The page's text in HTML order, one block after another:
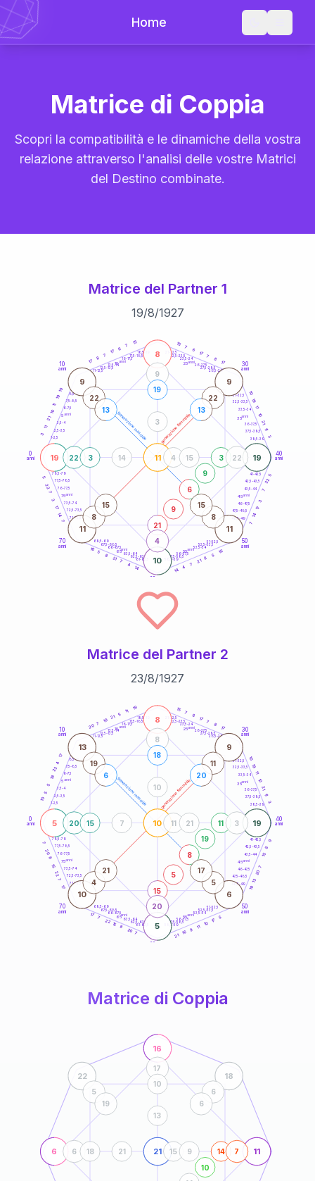
Home
Matrice di Coppia
Scopri la compatibilità e le dinamiche della vostra
relazione attraverso l'analisi delle vostre Matrici
del Destino combinate.
Matrice del Partner 1
19/8/1927
generazione maschile generazione femminile
0
anni
10
anni
30
anni
40
anni
50
anni
60
70
anni
1-2,5
2,5-3,5
3,5-4
6-7,5
7,5-8,5
8,5-9
11-12,5
12,5-13,5
13,5-14
16-17,5
17,5-18,5
18,5-19
21-22,5
22,5-23,5
23,5-24
26-27,5
27,5-28,5
28,5-29
31-32,5
32,5-33,5
33,5-34
36-37,5
37,5-38,5
38,5-39
41-42,5
42,5-43,5
43,5-44
46-47,5
47,5-48,5
48,5-49
51-52,5
52,5-53,5
53,5-54
56-57,5
57,5-58,5
58,5-59
61-62,5
62,5-63,5
63,5-64
66-67,5
67,5-68,5
68,5-69
71-72,5
72,5-73,5
73,5-74
76-77,5
77,5-78,5
78,5-79
3
11
21
10
11
19
10
17
8
7
17
6
7
15 15
7
6
17
7
8
17
10
19
11
10
21
11
3
5
22
7
3
17
14
7
16
5
8
21
7
4
14
14
4
7
21
8
5
16
7
14
17
3
7
22
5
19
8
19
10
11
9 9
11 11
21
9
6
9
3
22
9
22
4
3
19
4 15
14
3
22
13
22
13
8
15
8
15
5anni
15 anni 25anni
35anni
45anni
55anni
65anni
75anni
Matrice del Partner 2
23/8/1927
generazione maschile generazione femminile
0
anni
10
anni
30
anni
40
anni
50
anni
60
70
anni
1-2,5
2,5-3,5
3,5-4
6-7,5
7,5-8,5
8,5-9
11-12,5
12,5-13,5
13,5-14
16-17,5
17,5-18,5
18,5-19 21-22,5
22,5-23,5
23,5-24
26-27,5
27,5-28,5
28,5-29
31-32,5
32,5-33,5
33,5-34
36-37,5
37,5-38,5
38,5-39
41-42,5
42,5-43,5
43,5-44
46-47,5
47,5-48,5
48,5-49
51-52,5
52,5-53,5
53,5-54
56-57,5
57,5-58,5
58,5-59
61-62,5
62,5-63,5
63,5-64
66-67,5
67,5-68,5
68,5-69
71-72,5
72,5-73,5
73,5-74
76-77,5
77,5-78,5
78,5-79
10
5
5
18
22
4
17
20 7
10
21
5
11
19 15
7
6
17
7
8
17
10
19
11
10
21
11
3
9
8
15
7
20
13
19
5
17
10
11
9
16
21
7
20
8
15
22
7
17
17
7
22
15
8
20
7
5
8
19
5
10
13 9
10 6
15
5
8
19
11
20
8
3
20
15
18
11 21
7
10
19
6
11
20
4
21
5
17
5anni
15 anni 25anni
35anni
45anni
55anni
65anni
75anni
Matrice di Coppia
6
16
11
21
22 18
10
14
6
17
7
18
10
15 9
21
13
5
19
6
6